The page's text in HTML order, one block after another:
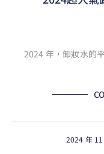
2024 年，卸妝水的
2024 年